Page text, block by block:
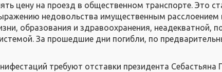
цену на проезд в общественном транспорте. Это
недовольства имущественным расслоением
образования и здравоохранения, неадекватной,
За прошедшие дни погибли, по
требуют отставки президента Себастьяна